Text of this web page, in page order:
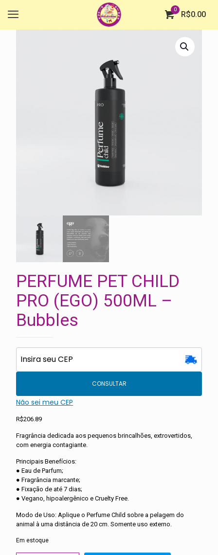
0
R$0.00
PERFUME PET CHILD
PRO (EGO) 500ML –
Bubbles
CONSULTAR
Não sei meu CEP
R$206.89
Fragrância dedicada aos pequenos brincalhões, extrovertidos,
com energia contagiante.
Principais Benefícios:
● Eau de Parfum;
● Fragrância marcante;
● Fixação de até 7 dias;
● Vegano, hipoalergênico e Cruelty Free.
Modo de Uso: Aplique o Perfume Child sobre a pelagem do
animal à uma distância de 20 cm. Somente uso externo.
Em estoque